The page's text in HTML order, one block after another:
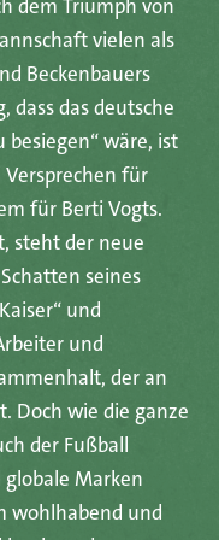
dem Triumph von
vielen als
Beckenbauers
dass das deutsche
besiegen“ wäre, ist
Versprechen für
für Berti Vogts.
steht der neue
seines
und
und
der an
Doch wie die ganze
der Fußball
globale Marken
wohlhabend und
amtierender
USA aufbricht, ist
Spieler sind
die USA
Land der
eins ist allen klar:
perfekt läuft.
dies schon mal
in Malente statt –
u.a. auf die
hat und wo
zum WM-
will